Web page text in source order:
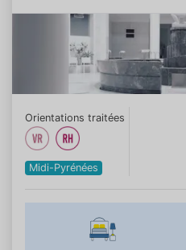
Orientations traitées
Midi-Pyrénées